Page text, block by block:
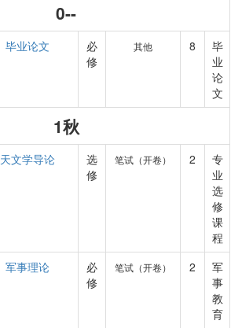
0--
毕业论文
必
修
其他 8
毕
业
论
文
1秋
天文学导论
选
修
笔试（开卷） 2
专
业
选
修
课
程
军事理论
必
修
笔试（开卷） 2
军
事
教
育